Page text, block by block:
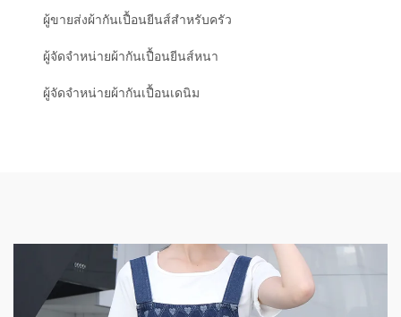
ผู้ขายส่งผ้ากันเปื้อนยีนส์สำหรับครัว
ผู้จัดจำหน่ายผ้ากันเปื้อนยีนส์หนา
ผู้จัดจำหน่ายผ้ากันเปื้อนเดนิม